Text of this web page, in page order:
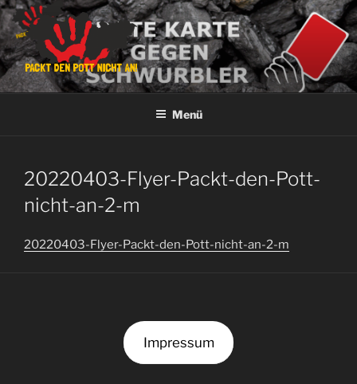
Zum
Inhalt
springen
PACKT DEN POTT NICHT AN!
Keinen Platz für Verschwörungsgläubige!
Menü
20220403-Flyer-Packt-den-Pott-
nicht-an-2-m
20220403-Flyer-Packt-den-Pott-nicht-an-2-m
Impressum